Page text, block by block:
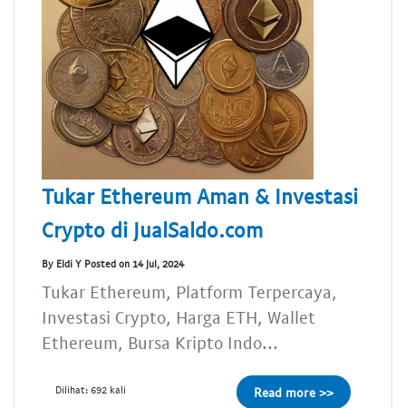
Tukar Ethereum Aman & Investasi
Crypto di JualSaldo.com
By Eldi Y Posted on 14 Jul, 2024
Tukar Ethereum, Platform Terpercaya,
Investasi Crypto, Harga ETH, Wallet
Ethereum, Bursa Kripto Indo...
Dilihat: 692 kali Read more >>